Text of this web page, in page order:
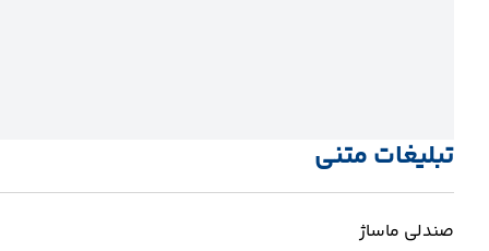
تبلیغات متنی
صندلی ماساژ